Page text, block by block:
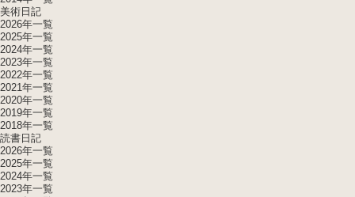
美術日記
2026年一覧
2025年一覧
2024年一覧
2023年一覧
2022年一覧
2021年一覧
2020年一覧
2019年一覧
2018年一覧
読書日記
2026年一覧
2025年一覧
2024年一覧
2023年一覧